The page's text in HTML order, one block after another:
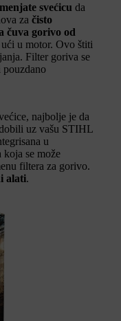
svećicu da
za čisto
čuva gorivo od
u motor. Ovo štiti
Filter goriva se
pouzdano
najbolje je da
uz vašu STIHL
u
koja se može
filtera za gorivo.
alati.